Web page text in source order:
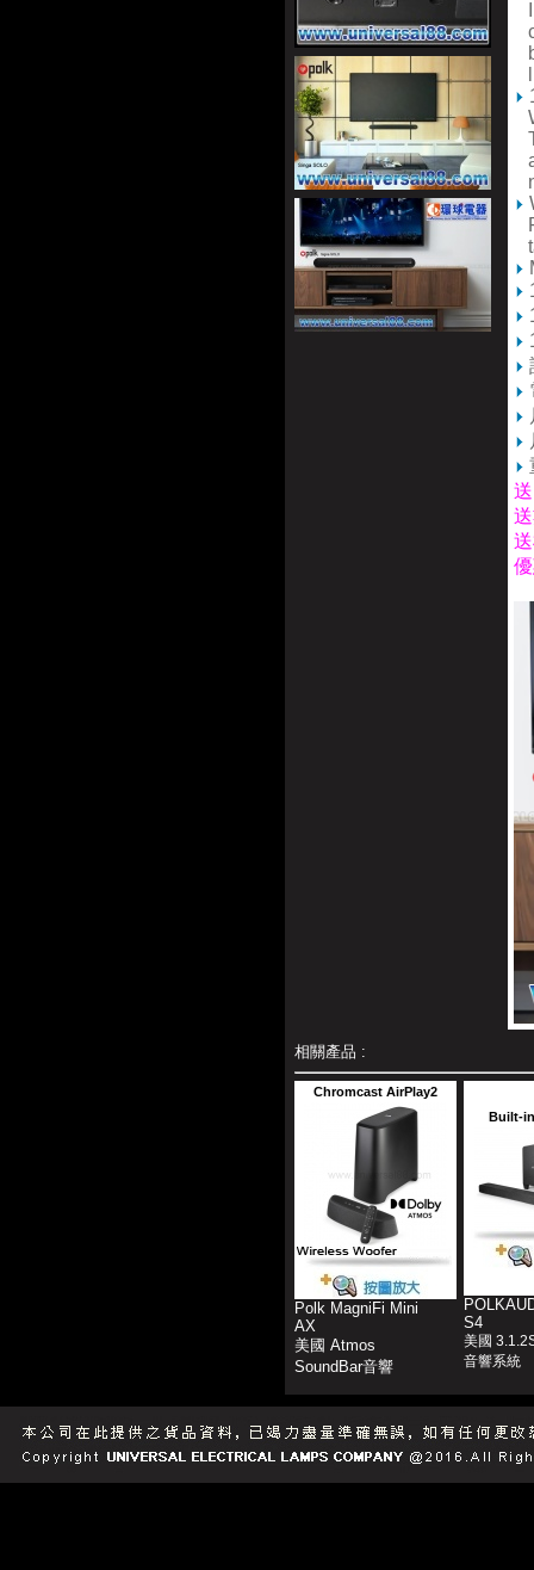
送
相關產品 :
Chromcast AirPlay2
Polk MagniFi Mini
AX
美國 Atmos
SoundBar音響
Built-
S4
美國
音響系統